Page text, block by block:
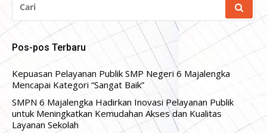
UNTUK:
Pos-pos Terbaru
Kepuasan Pelayanan Publik SMP Negeri 6 Majalengka
Mencapai Kategori “Sangat Baik”
SMPN 6 Majalengka Hadirkan Inovasi Pelayanan Publik
untuk Meningkatkan Kemudahan Akses dan Kualitas
Layanan Sekolah